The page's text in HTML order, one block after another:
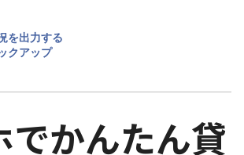
を出力する
クアップ
でかんたん貸